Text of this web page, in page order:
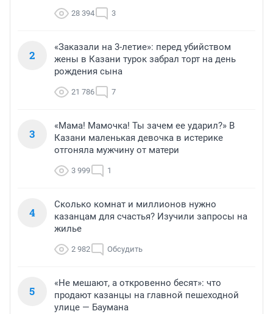
28 394 3
2
«Заказали на 3-летие»: перед убийством
жены в Казани турок забрал торт на день
рождения сына
21 786 7
3
«Мама! Мамочка! Ты зачем ее ударил?» В
Казани маленькая девочка в истерике
отгоняла мужчину от матери
3 999 1
4
Сколько комнат и миллионов нужно
казанцам для счастья? Изучили запросы на
жилье
2 982 Обсудить
5
«Не мешают, а откровенно бесят»: что
продают казанцы на главной пешеходной
улице — Баумана